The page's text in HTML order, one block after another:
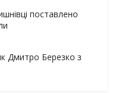
поставлено
Дмитро Березко з